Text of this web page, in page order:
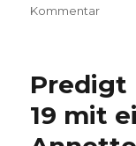
Kommentarzu
15,
21-
28,
Predigt
19 mit